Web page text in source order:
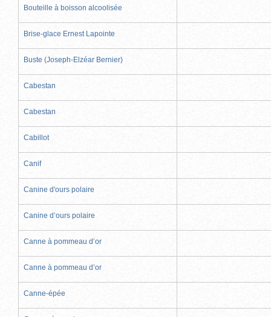
Bouteille à boisson alcoolisée
Brise-glace Ernest Lapointe
Buste (Joseph-Elzéar Bernier)
Cabestan
Cabestan
Cabillot
Canif
Canine d'ours polaire
Canine d’ours polaire
Canne à pommeau d’or
Canne à pommeau d’or
Canne-épée